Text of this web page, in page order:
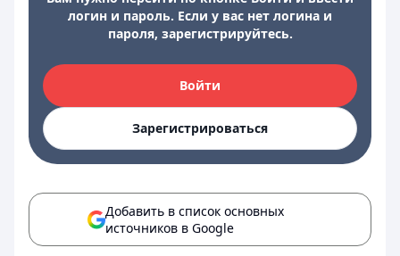
логин и пароль. Если у вас нет логина и
пароля, зарегистрируйтесь.
Войти
Зарегистрироваться
Добавить в список основных
источников в Google